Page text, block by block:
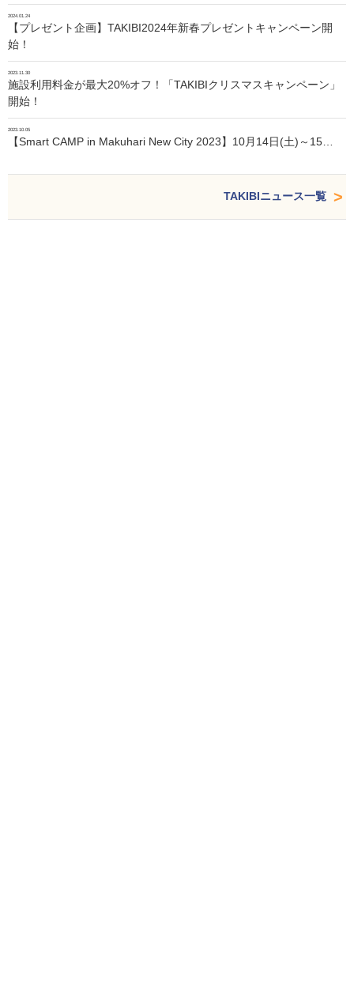
2024.01.24
【プレゼント企画】TAKIBI2024年新春プレゼントキャンペーン開
始！
2023.11.30
施設利用料金が最大20%オフ！「TAKIBIクリスマスキャンペーン」
開始！
2023.10.05
【Smart CAMP in Makuhari New City 2023】10月14日(土)～15…
TAKIBIニュース一覧